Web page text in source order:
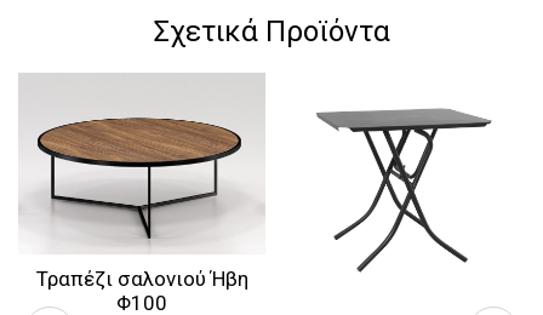
Σχετικά Προϊόντα
Τραπέζι σαλονιού Ήβη
Φ100